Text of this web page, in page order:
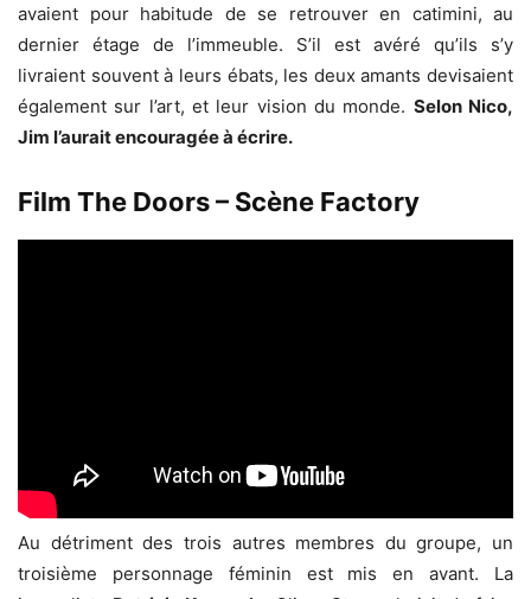
avaient pour habitude de se retrouver en catimini, au
dernier étage de l’immeuble. S’il est avéré qu’ils s’y
livraient souvent à leurs ébats, les deux amants devisaient
également sur l’art, et leur vision du monde. Selon Nico,
Jim l’aurait encouragée à écrire.
Film The Doors – Scène Factory
Au détriment des trois autres membres du groupe, un
troisième personnage féminin est mis en avant. La